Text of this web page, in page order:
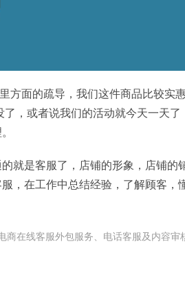
方面的疏导，我们这件商品比较实
，或者说我们的活动就今天一天
就是客服了，店铺的形象，店铺的
，在工作中总结经验，了解顾客，
商在线客服外包服务、电话客服及内容审